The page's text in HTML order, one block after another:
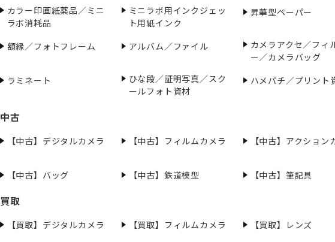
カラー印画紙薬品／ミニ
ラボ消耗品
ミニラボ用インクジェッ
ト用紙インク
昇華型ペーパー
額縁／フォトフレーム
アルバム／ファイル
カメラアクセ／フィ
ー／カメラバッグ
ラミネート
ひな段／証明写真／スク
ールフォト資材
ハメパチ／プリント
中古
【中古】デジタルカメラ 【中古】フィルムカメラ 【中古】アクション
【中古】バッグ
【中古】鉄道模型 【中古】筆記具
買取
【買取】デジタルカメラ 【買取】フィルムカメラ 【買取】レンズ